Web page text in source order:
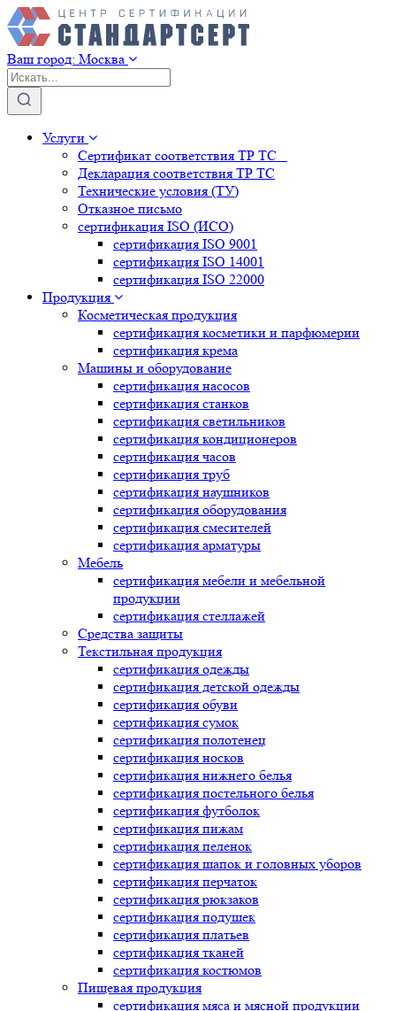
Ваш город: Москва
Услуги
Сертификат соответствия ТР ТС
Декларация соответствия ТР ТС
Технические условия (ТУ)
Отказное письмо
сертификация ISO (ИСО)
сертификация ISO 9001
сертификация ISO 14001
сертификация ISO 22000
Продукция
Косметическая продукция
сертификация косметики и парфюмерии
сертификация крема
Машины и оборудование
сертификация насосов
сертификация станков
сертификация светильников
сертификация кондиционеров
сертификация часов
сертификация труб
сертификация наушников
сертификация оборудования
сертификация смесителей
сертификация арматуры
Мебель
сертификация мебели и мебельной
продукции
сертификация стеллажей
Средства защиты
Текстильная продукция
сертификация одежды
сертификация детской одежды
сертификация обуви
сертификация сумок
сертификация полотенец
сертификация носков
сертификация нижнего белья
сертификация постельного белья
сертификация футболок
сертификация пижам
сертификация пеленок
сертификация шапок и головных уборов
сертификация перчаток
сертификация рюкзаков
сертификация подушек
сертификация платьев
сертификация тканей
сертификация костюмов
Пищевая продукция
сертификация мяса и мясной продукции